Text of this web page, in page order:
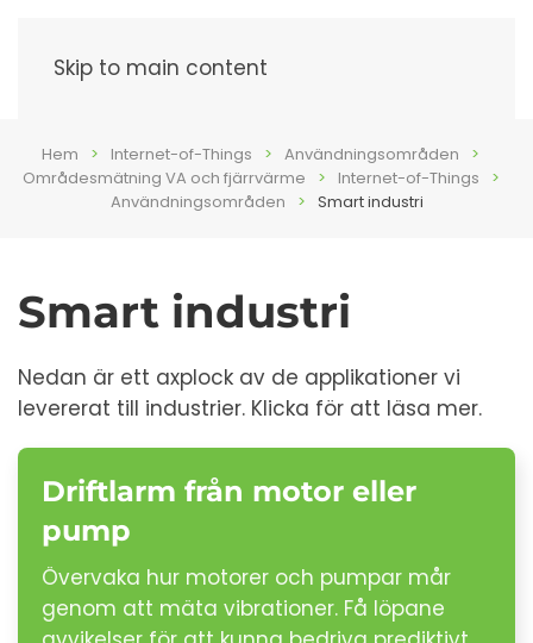
Skip to main content
Hem Internet-of-Things
Användningsområden
Områdesmätning VA och fjärrvärme
Internet-of-Things
Användningsområden
Smart industri
Smart industri
Nedan är ett axplock av de applikationer vi
levererat till industrier. Klicka för att läsa mer.
Driftlarm från motor eller
pump
Övervaka hur motorer och pumpar mår
genom att mäta vibrationer. Få löpane